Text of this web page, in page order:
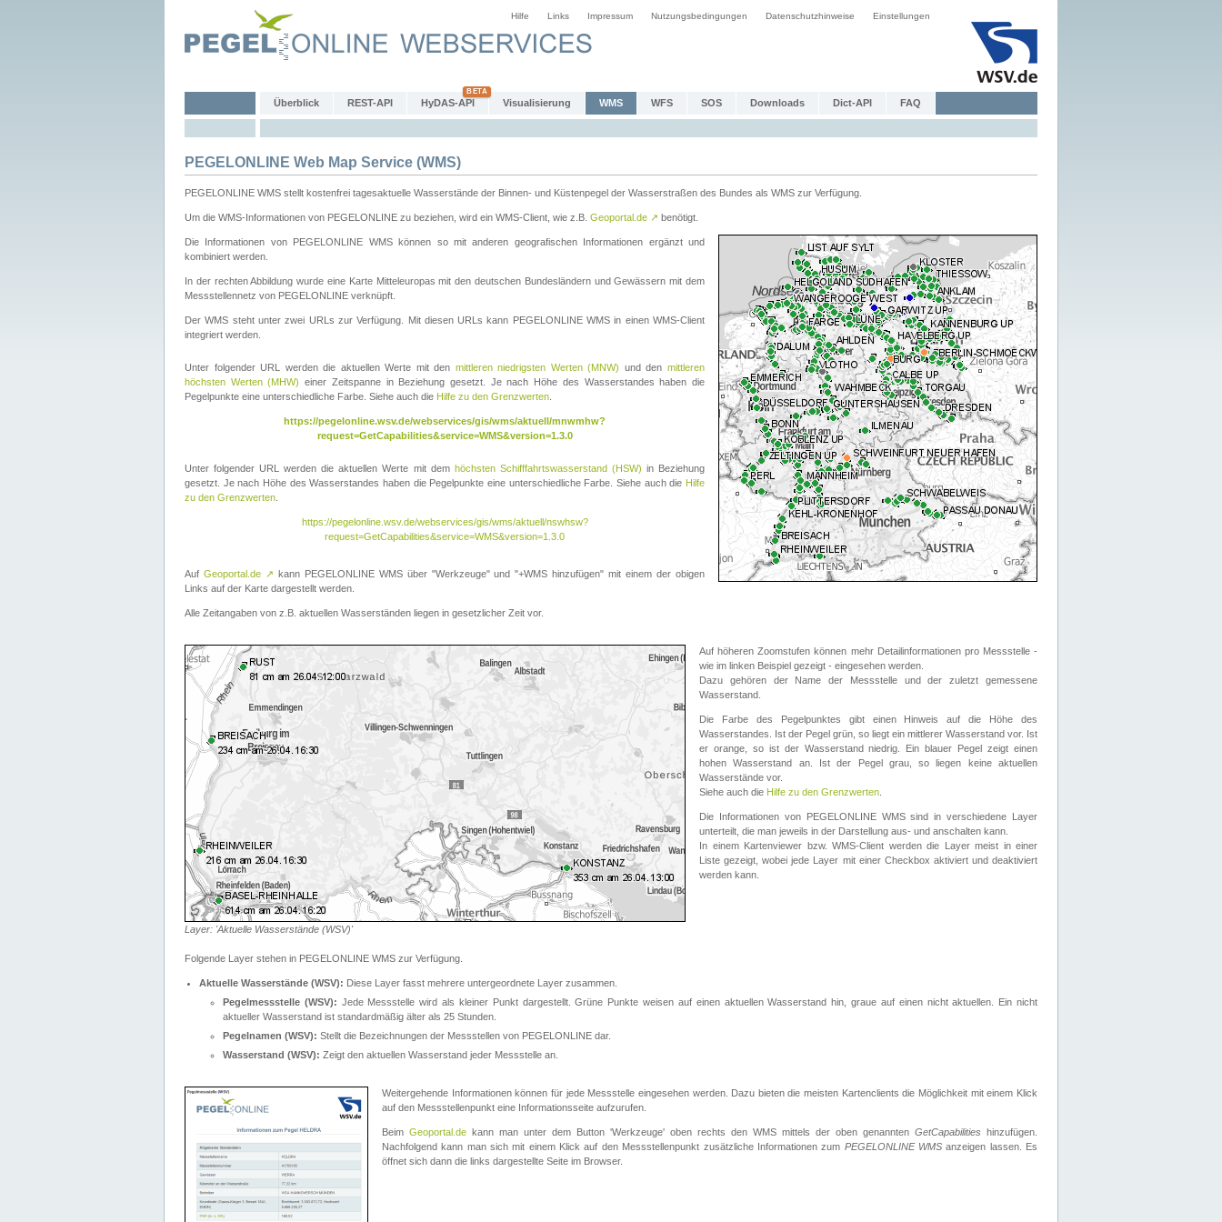
Hilfe Links Impressum Nutzungsbedingungen Datenschutzhinweise Einstellungen
Überblick REST-API HyDAS-API Visualisierung WMS WFS SOS Downloads Dict-API FAQ
PEGELONLINE Web Map Service (WMS)
PEGELONLINE WMS stellt kostenfrei tagesaktuelle Wasserstände der Binnen- und Küstenpegel der Wasserstraßen des Bundes als WMS zur Verfügung.
Um die WMS-Informationen von PEGELONLINE zu beziehen, wird ein WMS-Client, wie z.B. Geoportal.de ↗ benötigt.
Die Informationen von PEGELONLINE WMS können so mit anderen geografischen Informationen ergänzt und
kombiniert werden.
In der rechten Abbildung wurde eine Karte Mitteleuropas mit den deutschen Bundesländern und Gewässern mit dem
Messstellennetz von PEGELONLINE verknüpft.
Der WMS steht unter zwei URLs zur Verfügung. Mit diesen URLs kann PEGELONLINE WMS in einen WMS-Client
integriert werden.
Unter folgender URL werden die aktuellen Werte mit den mittleren niedrigsten Werten (MNW) und denmittleren
höchsten Werten (MHW) einer Zeitspanne in Beziehung gesetzt. Je nach Höhe des Wasserstandes haben die
Pegelpunkte eine unterschiedliche Farbe. Siehe auch die Hilfe zu den Grenzwerten
https://pegelonline.wsv.de/webservices/gis/wms/aktuell/mnwmhw?
request=GetCapabilities&service=WMS&version=1.3.0
Unter folgender URL werden die aktuellen Werte mit dem höchsten Schifffahrtswasserstand (HSW) in Beziehung
gesetzt. Je nach Höhe des Wasserstandes haben die Pegelpunkte eine unterschiedliche Farbe. Siehe auch die Hilfe
zu den Grenzwerten
https://pegelonline.wsv.de/webservices/gis/wms/aktuell/nswhsw?
request=GetCapabilities&service=WMS&version=1.3.0
Auf Geoportal.de ↗ kann PEGELONLINE WMS über "Werkzeuge" und "+WMS hinzufügen" mit einem der obigen
Links auf der Karte dargestellt werden.
Alle Zeitangaben von z.B. aktuellen Wasserständen liegen in gesetzlicher Zeit vor.
Layer: 'Aktuelle Wasserstände (WSV)'
Auf höheren Zoomstufen können mehr Detailinformationen pro Messstelle -
wie im linken Beispiel gezeigt - eingesehen werden.
Dazu gehören der Name der Messstelle und der zuletzt gemessene
Wasserstand.
Die Farbe des Pegelpunktes gibt einen Hinweis auf die Höhe des
Wasserstandes. Ist der Pegel grün, so liegt ein mittlerer Wasserstand vor. Ist
er orange, so ist der Wasserstand niedrig. Ein blauer Pegel zeigt einen
hohen Wasserstand an. Ist der Pegel grau, so liegen keine aktuellen
Wasserstände vor.
Siehe auch die Hilfe zu den Grenzwerten
Die Informationen von PEGELONLINE WMS sind in verschiedene Layer
unterteilt, die man jeweils in der Darstellung aus- und anschalten kann.
In einem Kartenviewer bzw. WMS-Client werden die Layer meist in einer
Liste gezeigt, wobei jede Layer mit einer Checkbox aktiviert und deaktiviert
werden kann.
Folgende Layer stehen in PEGELONLINE WMS zur Verfügung.
Aktuelle Wasserstände (WSV): Diese Layer fasst mehrere untergeordnete Layer zusammen.
Pegelmessstelle (WSV): Jede Messstelle wird als kleiner Punkt dargestellt. Grüne Punkte weisen auf einen aktuellen Wasserstand hin, graue auf einen nicht aktuellen. Ein nicht
aktueller Wasserstand ist standardmäßig älter als 25 Stunden.
Pegelnamen (WSV): Stellt die Bezeichnungen der Messstellen von PEGELONLINE dar.
Wasserstand (WSV): Zeigt den aktuellen Wasserstand jeder Messstelle an.
Weitergehende Informationen können für jede Messstelle eingesehen werden. Dazu bieten die meisten Kartenclients die Möglichkeit mit einem Klick
auf den Messstellenpunkt eine Informationsseite aufzurufen.
Beim Geoportal.de kann man unter dem Button 'Werkzeuge' oben rechts den WMS mittels der oben genannten GetCapabilities hinzufügen.
Nachfolgend kann man sich mit einem Klick auf den Messstellenpunkt zusätzliche Informationen zum PEGELONLINE WMSanzeigen lassen. Es
öffnet sich dann die links dargestellte Seite im Browser.